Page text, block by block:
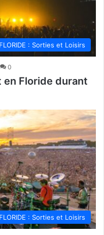
FLORIDE : Sorties et Loisirs
0
en Floride durant
FLORIDE : Sorties et Loisirs